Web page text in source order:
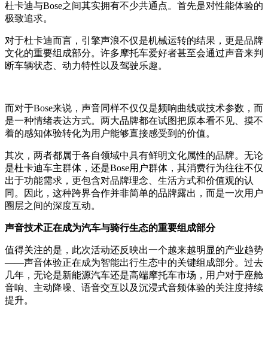
杜卡迪与Bose之间其实拥有不少共通点。首先是对性能体验的
极致追求。
对于杜卡迪而言，引擎声浪不仅是机械运转的结果，更是品牌
文化的重要组成部分。许多摩托车爱好者甚至会通过声音来判
断车辆状态、动力特性以及驾驶乐趣。
而对于Bose来说，声音同样不仅仅是频响曲线或技术参数，而
是一种情绪表达方式。两大品牌都在试图把原本看不见、摸不
着的感知体验转化为用户能够直接感受到的价值。
其次，两者都属于各自领域中具有鲜明文化属性的品牌。无论
是杜卡迪车主群体，还是Bose用户群体，其消费行为往往不仅
出于功能需求，更包含对品牌理念、生活方式和价值观的认
同。因此，这种跨界合作并非简单的品牌露出，而是一次用户
圈层之间的深度互动。
声音技术正在成为汽车与骑行生态的重要组成部分
值得关注的是，此次活动还反映出一个越来越明显的产业趋势
——声音体验正在成为智能出行生态中的关键组成部分。过去
几年，无论是新能源汽车还是高端摩托车市场，用户对于座舱
音响、主动降噪、语音交互以及沉浸式音频体验的关注度持续
提升。